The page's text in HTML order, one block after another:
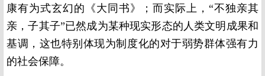
康有为式玄幻的《大同书》；而实际上，“不独亲其
亲，子其子”已然成为某种现实形态的人类文明成果和
基调，这也特别体现为制度化的对于弱势群体强有力
的社会保障。